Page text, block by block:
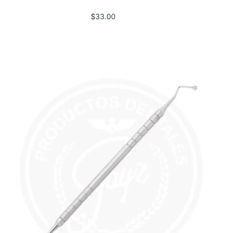
$33.00